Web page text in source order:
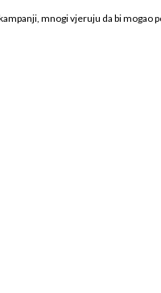
mnogi vjeruju da bi mogao